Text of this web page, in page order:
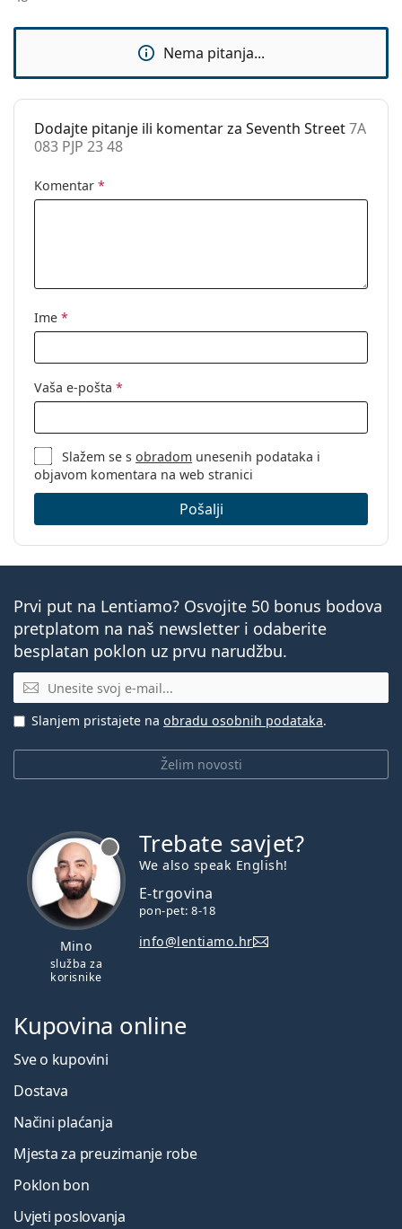
Da
Krpa za
Ne
Ostalo
Spol:
Kategorija:
Nema pitanja...
Dodajte pitanje ili komentar za Seventh Street7A
083 PJP 23 48
Komentar *
Ime *
Vaša e-pošta *
Slažem se sobradom unesenih podataka i
objavom komentara na web stranici
Pošalji
Prvi put na Lentiamo? Osvojite 50 bonus bodova
pretplatom na naš newsletter i odaberite
besplatan poklon uz prvu narudžbu.
E-mail
Želim novosti
Slanjem pristajete na obradu osobnih podataka.
Mino
služba za
korisnike
Trebate savjet?
We also speak English!
E-trgovina
pon-pet: 8-18
info@lentiamo.hr
Kupovina online
Sve o kupovini
Dostava
Načini plaćanja
Mjesta za preuzimanje robe
Poklon bon
Uvjeti poslovanja